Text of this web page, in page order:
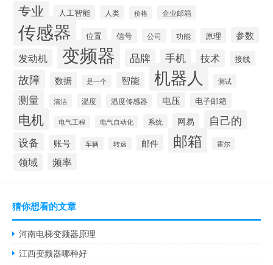
专业 人工智能 人类 价格 企业邮箱
传感器 位置 信号 公司 功能 原理 参数
发动机 变频器 品牌 手机 技术 接线
故障 数据 是一个 智能 机器人 测试
测量 清洁 温度 温度传感器 电压 电子邮箱
电机 电气工程 电气自动化 系统 网易 自己的
设备 账号 车辆 转速 邮件 邮箱 霍尔
领域 频率
猜你想看的文章
河南电梯变频器原理
江西变频器哪种好